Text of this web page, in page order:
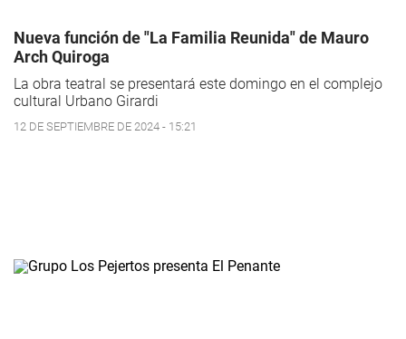
Nueva función de "La Familia Reunida" de Mauro
Arch Quiroga
La obra teatral se presentará este domingo en el complejo
cultural Urbano Girardi
12 DE SEPTIEMBRE DE 2024 - 15:21